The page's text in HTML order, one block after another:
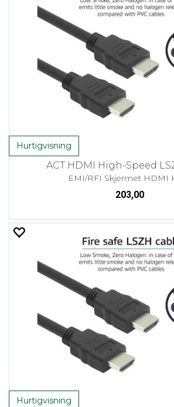
Hurtigvisning
ACT HDMI High-Speed
EMI/RFI Skjermet HDMI
203,00
Hurtigvisning